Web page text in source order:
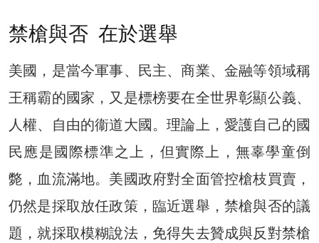
禁槍與否 在於選舉
美國，是當今軍事、民主、商業、金融等領域稱
王稱霸的國家，又是標榜要在全世界彰顯公義、
人權、自由的衞道大國。理論上，愛護自己的國
民應是國際標準之上，但實際上，無辜學童倒
斃，血流滿地。美國政府對全面管控槍枝買賣，
仍然是採取放任政策，臨近選舉，禁槍與否的議
題，就採取模糊說法，免得失去贊成與反對禁槍